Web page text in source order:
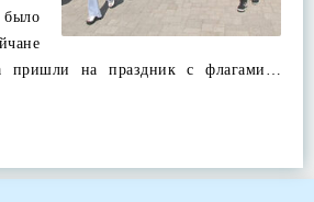
пришли на праздник с флагами…